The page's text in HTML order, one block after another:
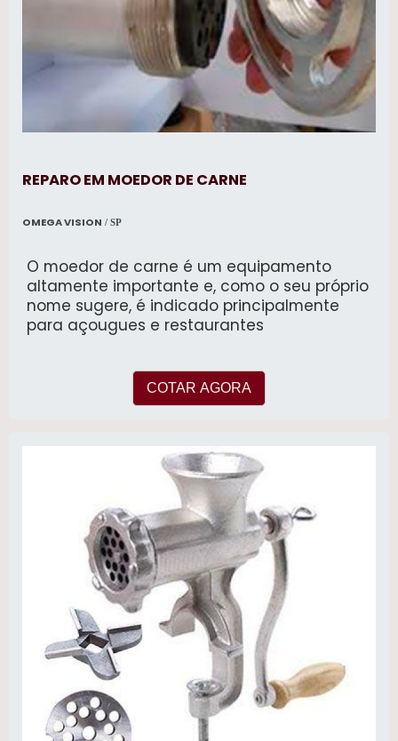
REPARO EM MOEDOR DE CARNE
OMEGA VISION / SP
O moedor de carne é um equipamento
altamente importante e, como o seu próprio
nome sugere, é indicado principalmente
para açougues e restaurantes
COTAR AGORA